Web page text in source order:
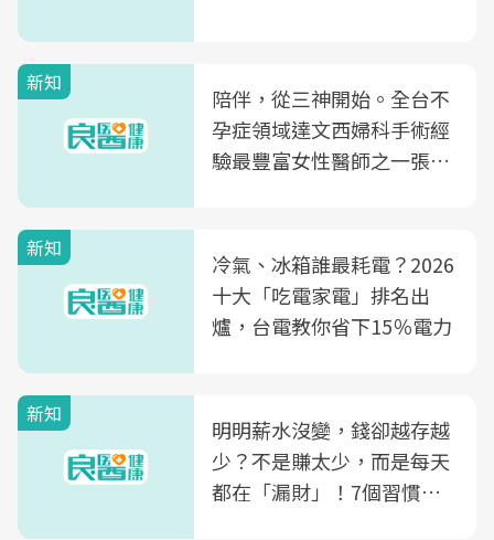
新知
陪伴，從三神開始。全台不
孕症領域達文西婦科手術經
驗最豐富女性醫師之一張永
光田醫院建構360度女性健
康照護生態圈
新知
冷氣、冰箱誰最耗電？2026
十大「吃電家電」排名出
爐，台電教你省下15％電力
新知
明明薪水沒變，錢卻越存越
少？不是賺太少，而是每天
都在「漏財」！7個習慣一